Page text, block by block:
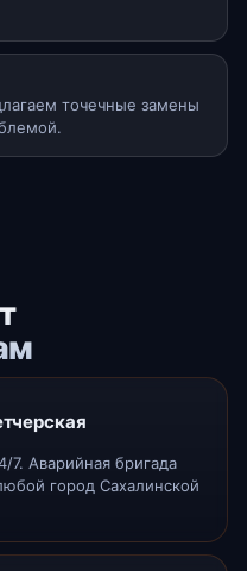
точечные замены
Аварийная бригада
город Сахалинской